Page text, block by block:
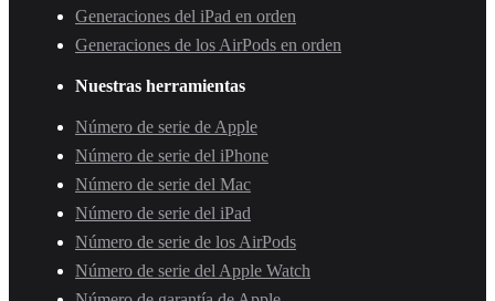
Generaciones del iPad en orden
Generaciones de los AirPods en orden
Nuestras herramientas
Número de serie de Apple
Número de serie del iPhone
Número de serie del Mac
Número de serie del iPad
Número de serie de los AirPods
Número de serie del Apple Watch